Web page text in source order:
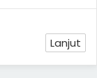
Lanjut